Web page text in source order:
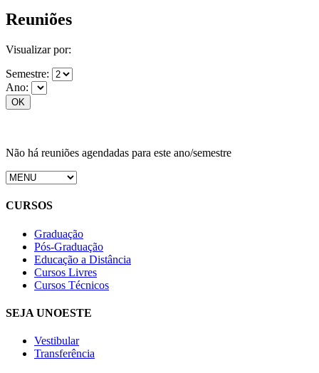
Reuniões
Visualizar por:
Semestre:
Ano:
Não há reuniões agendadas para este ano/semestre
CURSOS
Graduação
Pós-Graduação
Educação a Distância
Cursos Livres
Cursos Técnicos
SEJA UNOESTE
Vestibular
Transferência